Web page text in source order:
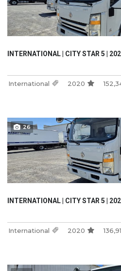
INTERNATIONAL | CITY STAR 5 |
International 2020
26
INTERNATIONAL | CITY STAR 5 |
International 2020